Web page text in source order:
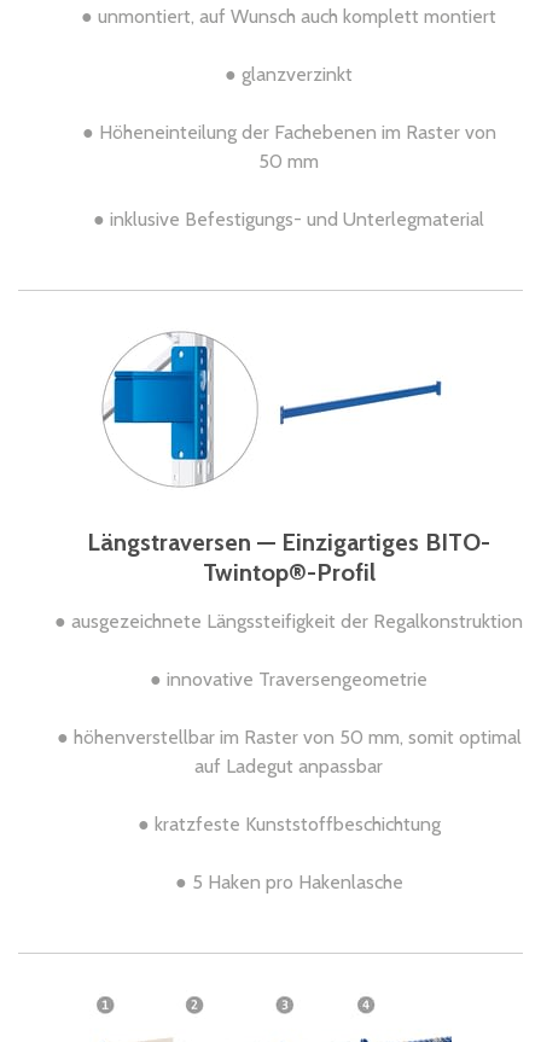
● unmontiert, auf Wunsch auch komplett montiert
● glanzverzinkt
● Höheneinteilung der Fachebenen im Raster von
50 mm
● inklusive Befestigungs- und Unterlegmaterial
Längstraversen — Einzigartiges BITO-
Twintop®-Profil
● ausgezeichnete Längssteifigkeit der Regalkonstruktion
● innovative Traversengeometrie
● höhenverstellbar im Raster von 50 mm, somit optimal
auf Ladegut anpassbar
● kratzfeste Kunststoffbeschichtung
● 5 Haken pro Hakenlasche